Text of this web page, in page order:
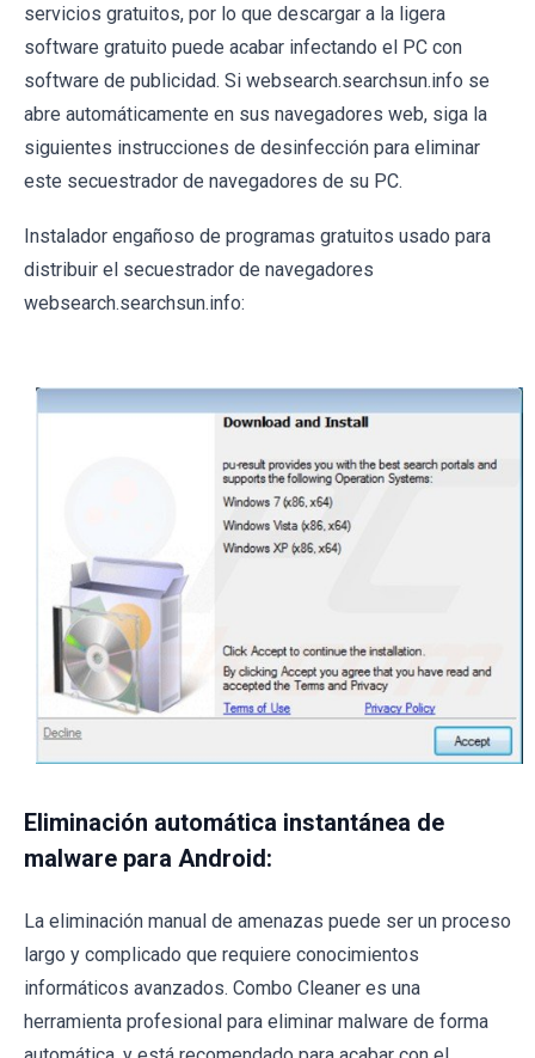
servicios gratuitos, por lo que descargar a la ligera
software gratuito puede acabar infectando el PC con
software de publicidad. Si websearch.searchsun.info se
abre automáticamente en sus navegadores web, siga la
siguientes instrucciones de desinfección para eliminar
este secuestrador de navegadores de su PC.
Instalador engañoso de programas gratuitos usado para
distribuir el secuestrador de navegadores
websearch.searchsun.info:
Eliminación automática instantánea de
malware para Android:
La eliminación manual de amenazas puede ser un proceso
largo y complicado que requiere conocimientos
informáticos avanzados. Combo Cleaner es una
herramienta profesional para eliminar malware de forma